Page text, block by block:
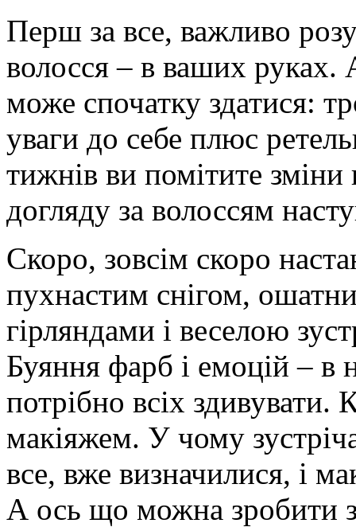
Перш за все, важливо
волосся – в ваших руках.
може спочатку здатися:
уваги до себе плюс
тижнів ви помітите
догляду за волоссям
Скоро, зовсім скоро
пухнастим снігом,
гірляндами і веселою
Буяння фарб і емоцій – в
потрібно всіх
макіяжем. У чому
все, вже визначилися, і
А ось що можна зробити